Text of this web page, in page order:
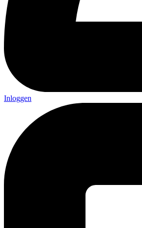
Inloggen